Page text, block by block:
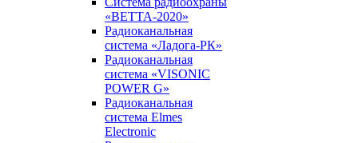
«ВЕТТА-2020»
Радиоканальная
система «Ладога-РК»
Радиоканальная
система «VISONIC
POWER G»
Радиоканальная
система Elmes
Electronic